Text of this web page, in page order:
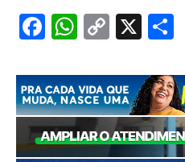
Facebook
WhatsApp
Copy
X